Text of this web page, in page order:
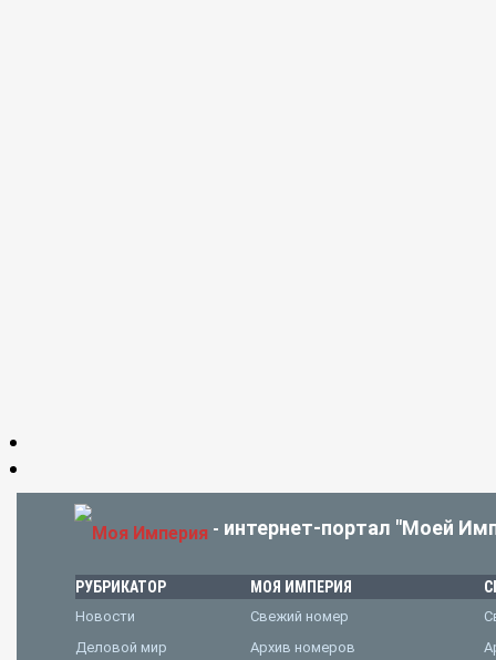
- интернет-портал "Моей
РУБРИКАТОР
Новости
Деловой мир
МОЯ ИМПЕРИЯ
Свежий номер
Архив номеров